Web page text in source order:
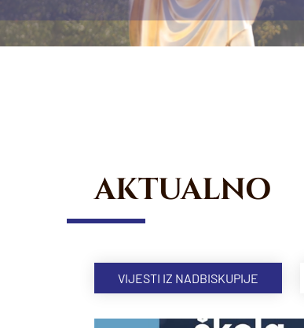
AKTUALNO
VIJESTI IZ NADBISKUPIJE